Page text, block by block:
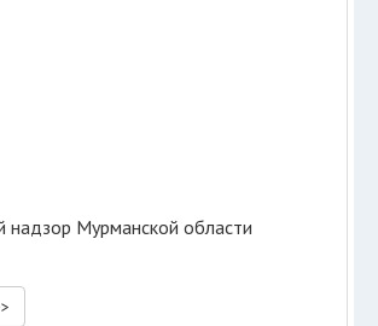
надзор Мурманской области